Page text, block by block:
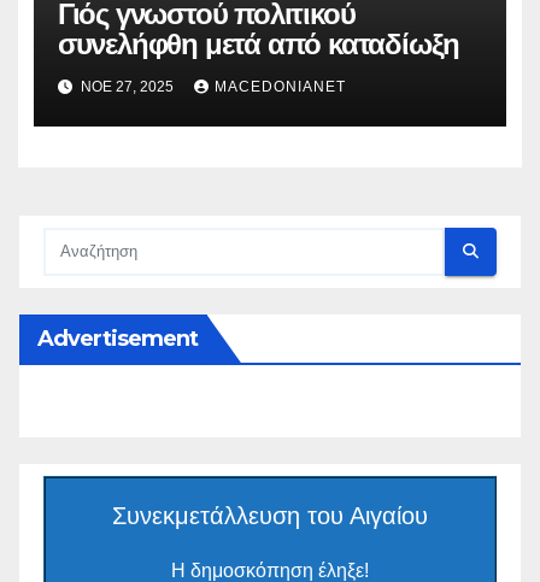
Γιός γνωστού πολιτικού
συνελήφθη μετά από καταδίωξη
ΝΟΈ 27, 2025 MACEDONIANET
Advertisement
Συνεκμετάλλευση του Αιγαίου
Η δημοσκόπηση έληξε!